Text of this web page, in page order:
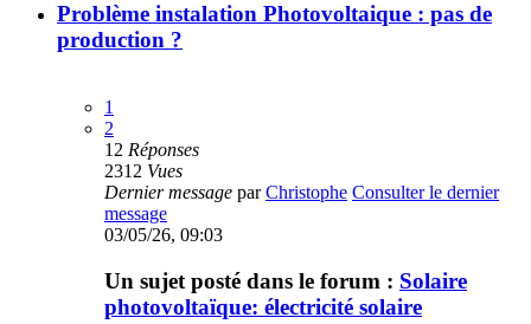
Problème instalation Photovoltaique : pas de
production ?
1
2
12 Réponses
2312 Vues
Dernier message parChristophe Consulter le dernier
message
03/05/26, 09:03
Un sujet posté dans le forum : Solaire
photovoltaïque: électricité solaire